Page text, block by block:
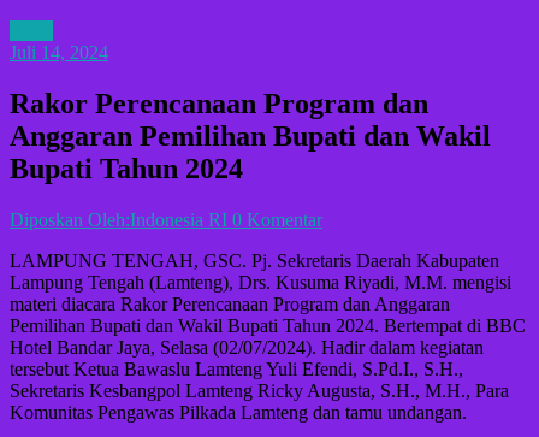
Juli 14, 2024
Rakor Perencanaan Program dan
Anggaran Pemilihan Bupati dan Wakil
Bupati Tahun 2024
Diposkan Oleh:Indonesia RI 0 Komentar
LAMPUNG TENGAH, GSC. Pj. Sekretaris Daerah Kabupaten
Lampung Tengah (Lamteng), Drs. Kusuma Riyadi, M.M. mengisi
materi diacara Rakor Perencanaan Program dan Anggaran
Pemilihan Bupati dan Wakil Bupati Tahun 2024. Bertempat di BBC
Hotel Bandar Jaya, Selasa (02/07/2024). Hadir dalam kegiatan
tersebut Ketua Bawaslu Lamteng Yuli Efendi, S.Pd.I., S.H.,
Sekretaris Kesbangpol Lamteng Ricky Augusta, S.H., M.H., Para
Komunitas Pengawas Pilkada Lamteng dan tamu undangan.